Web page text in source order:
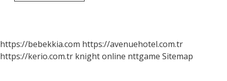
https://bebekkia.com https://avenuehotel.com.tr
https://kerio.com.tr knight online nttgame Sitemap